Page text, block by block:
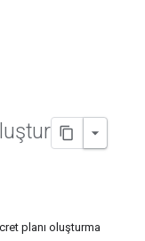
planı oluşturma